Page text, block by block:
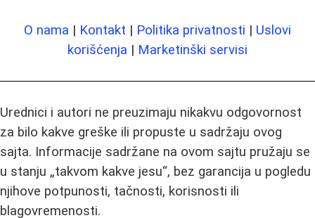
O nama | Kontakt | Politika privatnosti | Uslovi
korišćenja | Marketinški servisi
Urednici i autori ne preuzimaju nikakvu odgovornost
za bilo kakve greške ili propuste u sadržaju ovog
sajta. Informacije sadržane na ovom sajtu pružaju se
u stanju „takvom kakve jesu“, bez garancija u pogledu
njihove potpunosti, tačnosti, korisnosti ili
blagovremenosti.